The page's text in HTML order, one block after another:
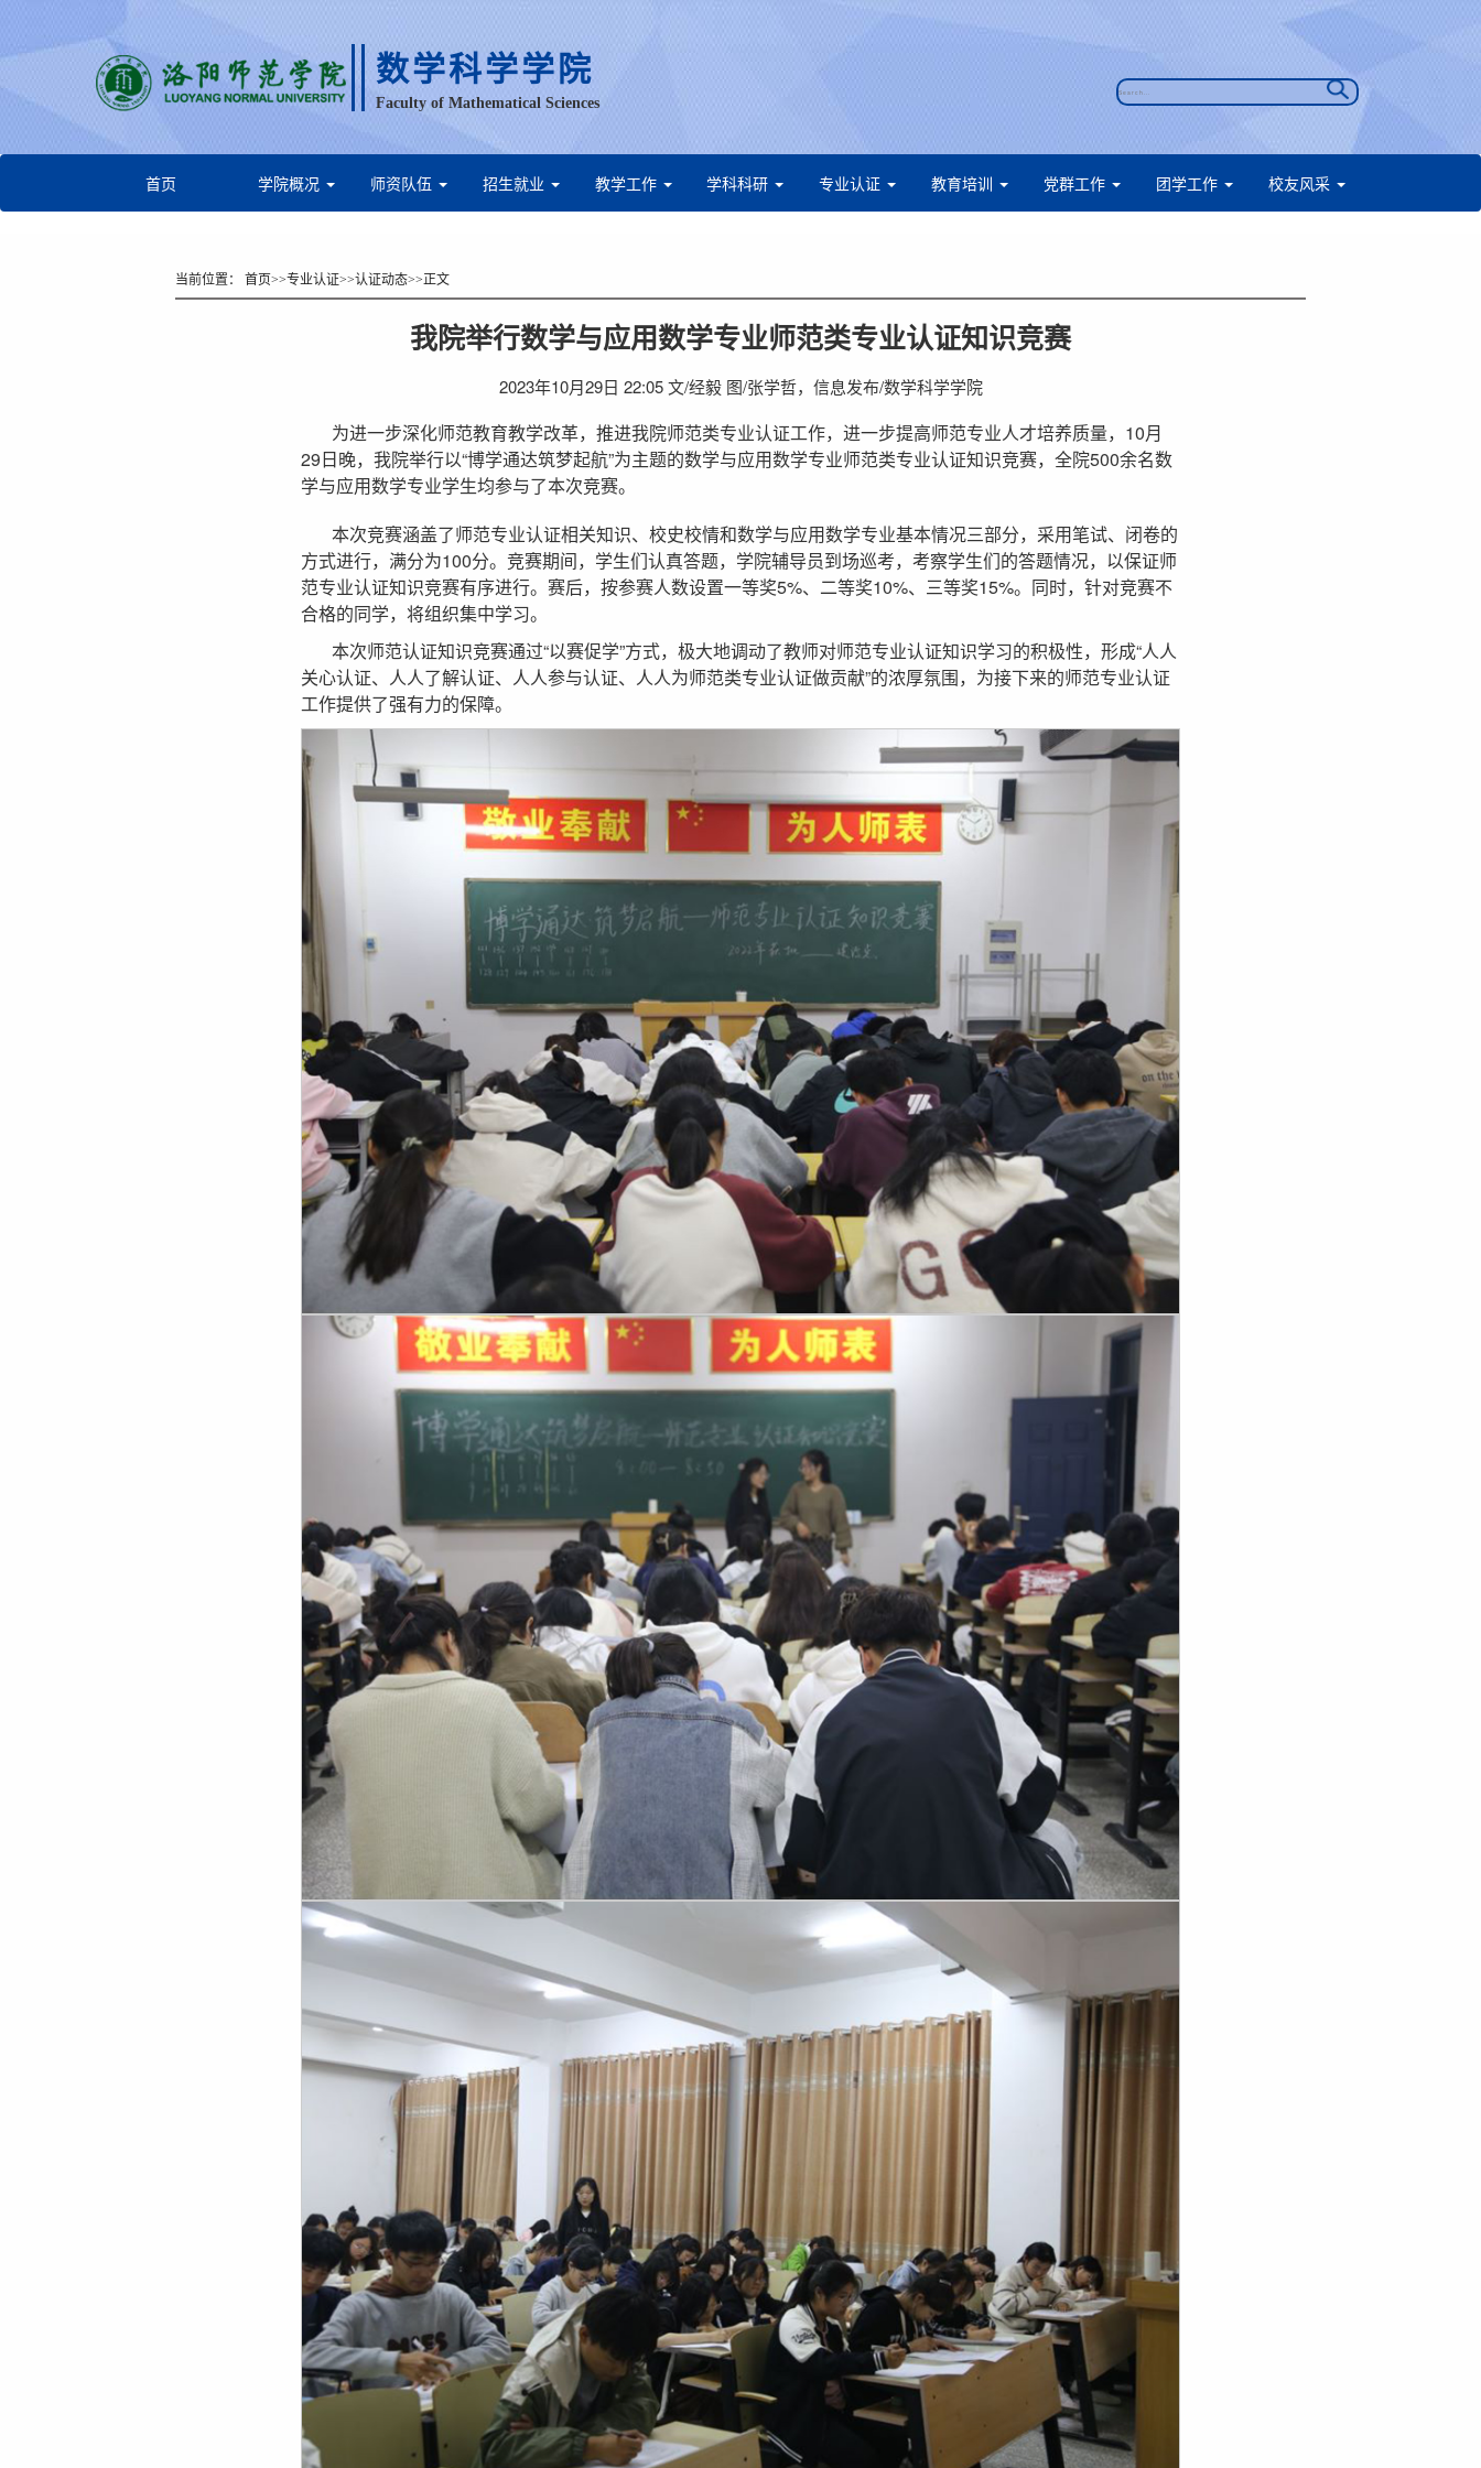
数学科学学院
Faculty of Mathematical Sciences
首页 学院概况 师资队伍 招生就业 教学工作 学科科研 专业认证 教育培训 党群工作 团学工作 校友风采
当前位置： 首页>>专业认证>>认证动态>>正文
我院举行数学与应用数学专业师范类专业认证知识竞赛
2023年10月29日 22:05 文/经毅 图/张学哲，信息发布/数学科学学院
为进一步深化师范教育教学改革，推进我院师范类专业认证工作，进一步提高师范专业人才培养质量，10月
29日晚，我院举行以“博学通达筑梦起航”为主题的数学与应用数学专业师范类专业认证知识竞赛，全院500余名数
学与应用数学专业学生均参与了本次竞赛。
本次竞赛涵盖了师范专业认证相关知识、校史校情和数学与应用数学专业基本情况三部分，采用笔试、闭卷的
方式进行，满分为100分。竞赛期间，学生们认真答题，学院辅导员到场巡考，考察学生们的答题情况，以保证师
范专业认证知识竞赛有序进行。赛后，按参赛人数设置一等奖5%、二等奖10%、三等奖15%。同时，针对竞赛不
合格的同学，将组织集中学习。
本次师范认证知识竞赛通过“以赛促学”方式，极大地调动了教师对师范专业认证知识学习的积极性，形成“人人
关心认证、人人了解认证、人人参与认证、人人为师范类专业认证做贡献”的浓厚氛围，为接下来的师范专业认证
工作提供了强有力的保障。